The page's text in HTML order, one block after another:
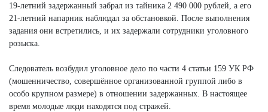
19-летний задержанный забрал из тайника 2 490 000 рублей, а его
21-летний напарник наблюдал за обстановкой. После выполнения
задания они встретились, и их задержали сотрудники уголовного
розыска.
Следователь возбудил уголовное дело по части 4 статьи 159 УК РФ
(мошенничество, совершённое организованной группой либо в
особо крупном размере) в отношении задержанных. В настоящее
время молодые люди находятся под стражей.